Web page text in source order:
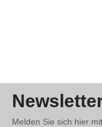
Melden Sie sich hier